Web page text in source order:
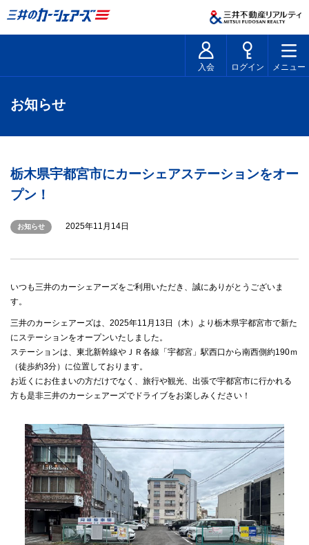
入会 ログイン メニュー
お知らせ
栃木県宇都宮市にカーシェアステーションをオー
プン！
お知らせ 2025年11月14日
いつも三井のカーシェアーズをご利用いただき、誠にありがとうございま
す。
三井のカーシェアーズは、2025年11月13日（木）より栃木県宇都宮市で新た
にステーションをオープンいたしました。
ステーションは、東北新幹線やＪＲ各線「宇都宮」駅西口から南西側約190ｍ
（徒歩約3分）に位置しております。
お近くにお住まいの方だけでなく、旅行や観光、出張で宇都宮市に行かれる
方も是非三井のカーシェアーズでドライブをお楽しみください！